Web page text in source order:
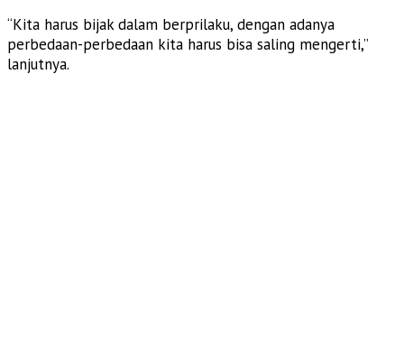
“Kita harus bijak dalam berprilaku, dengan adanya
perbedaan-perbedaan kita harus bisa saling mengerti,”
lanjutnya.